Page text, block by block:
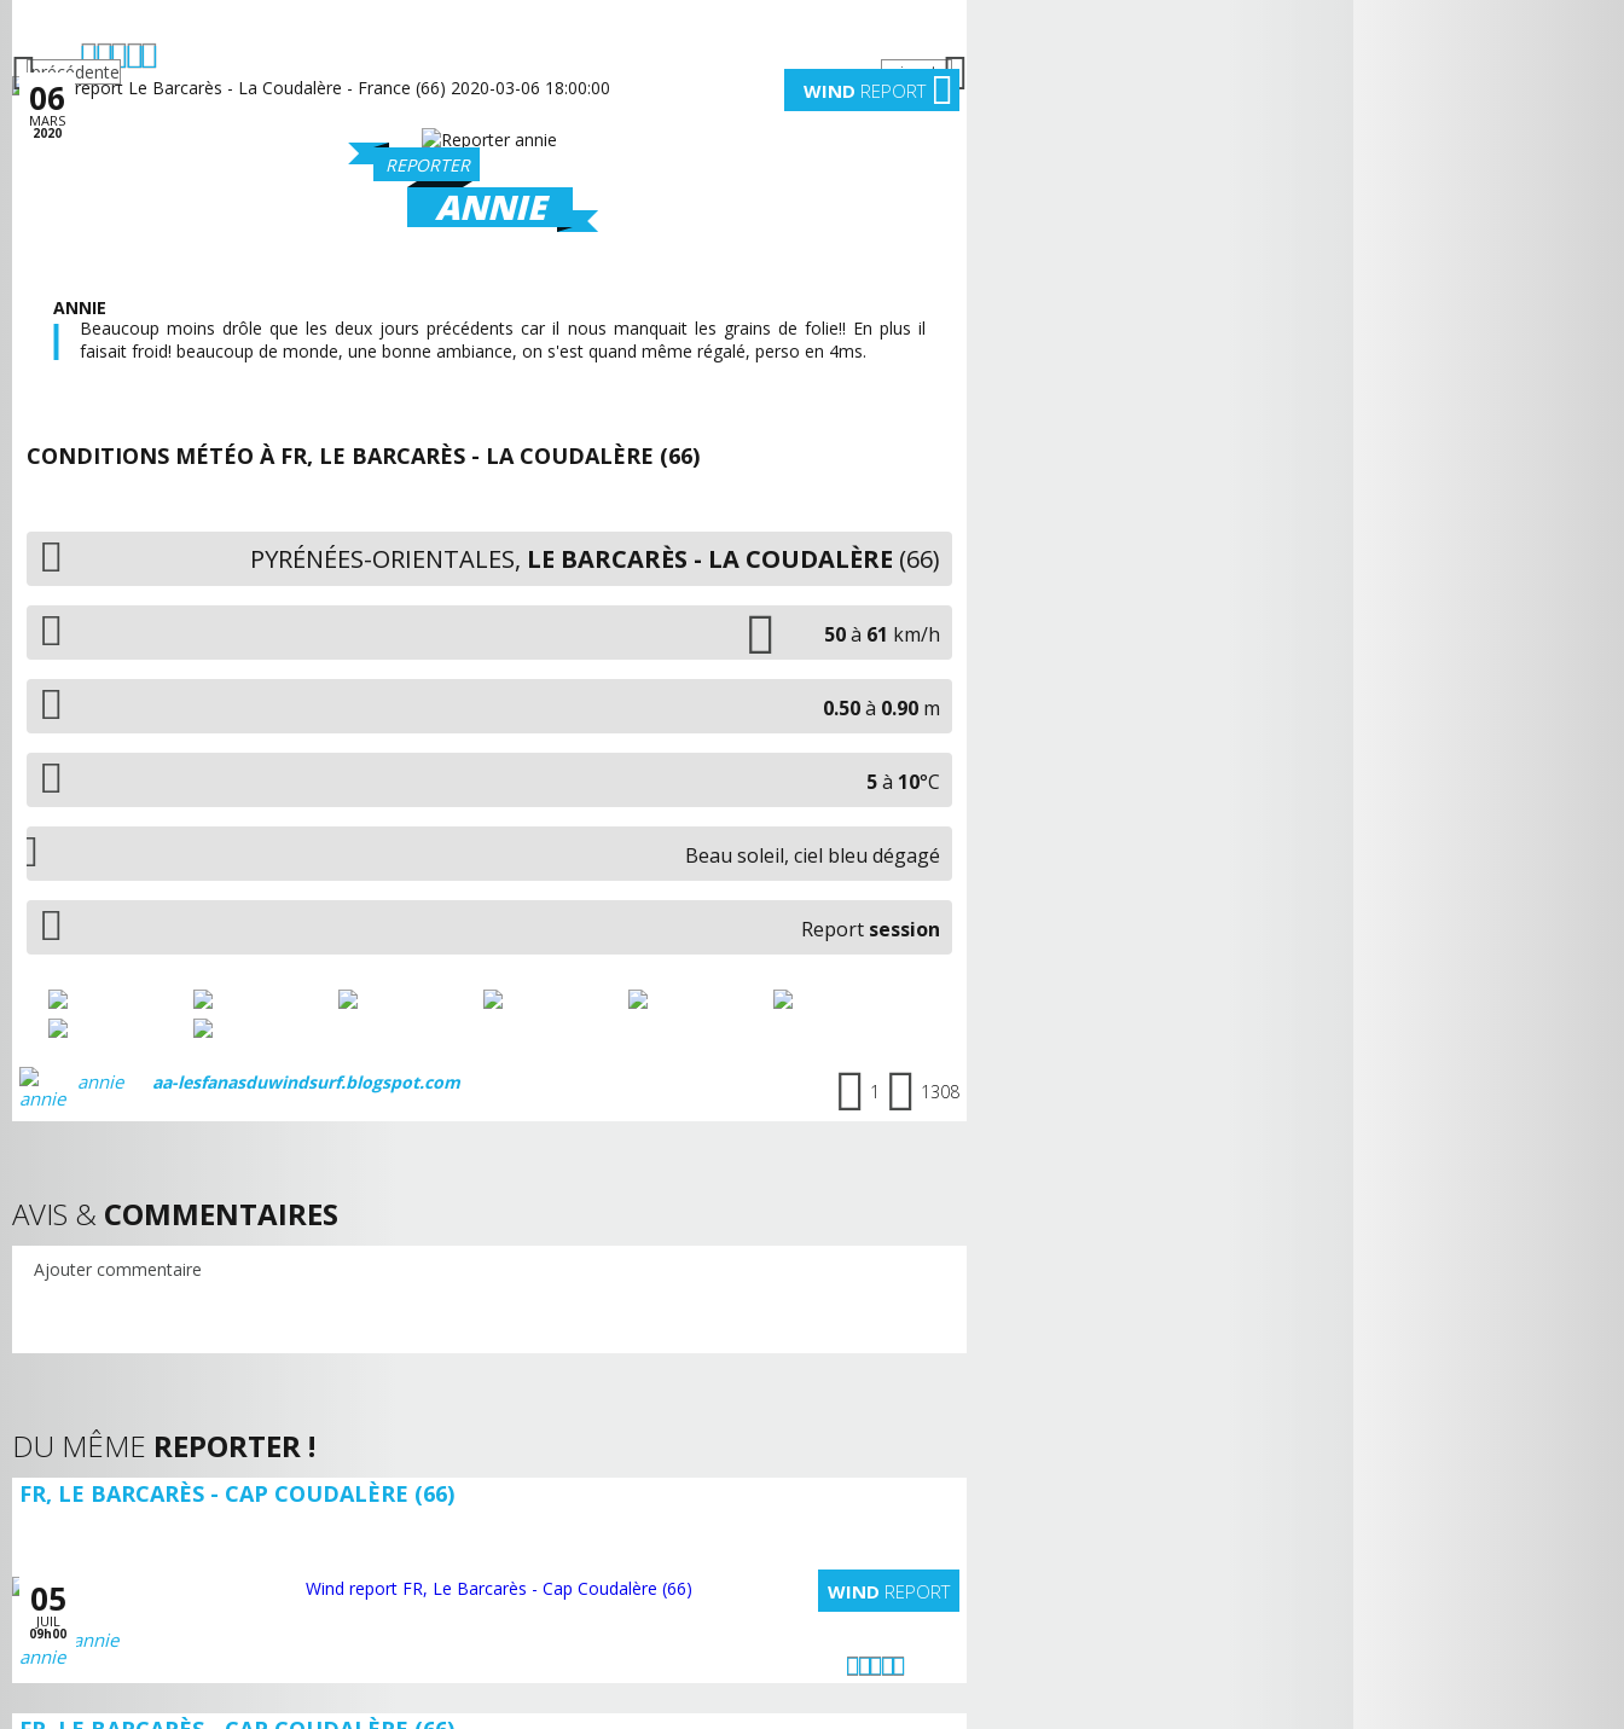
06
MARS
2020
WIND REPORT
précédente suivante
REPORTER
ANNIE
ANNIE
Beaucoup moins drôle que les deux jours précédents car il nous manquait les grains de folie!! En plus il
faisait froid! beaucoup de monde, une bonne ambiance, on s'est quand même régalé, perso en 4ms.
CONDITIONS MÉTÉO À FR, LE BARCARÈS - LA COUDALÈRE (66)
PYRÉNÉES-ORIENTALES, LE BARCARÈS - LA COUDALÈRE (66)
50à 61 km/h
0.50à 0.90 m
5à 10°C
Beau soleil, ciel bleu dégagé
Report session
annie aa-lesfanasduwindsurf.blogspot.com 1 1308
AVIS & COMMENTAIRES
Ajouter commentaire
DU MÊME REPORTER !
FR, LE BARCARÈS - CAP COUDALÈRE (66)
05
JUIL
09h00
WIND REPORT
annie